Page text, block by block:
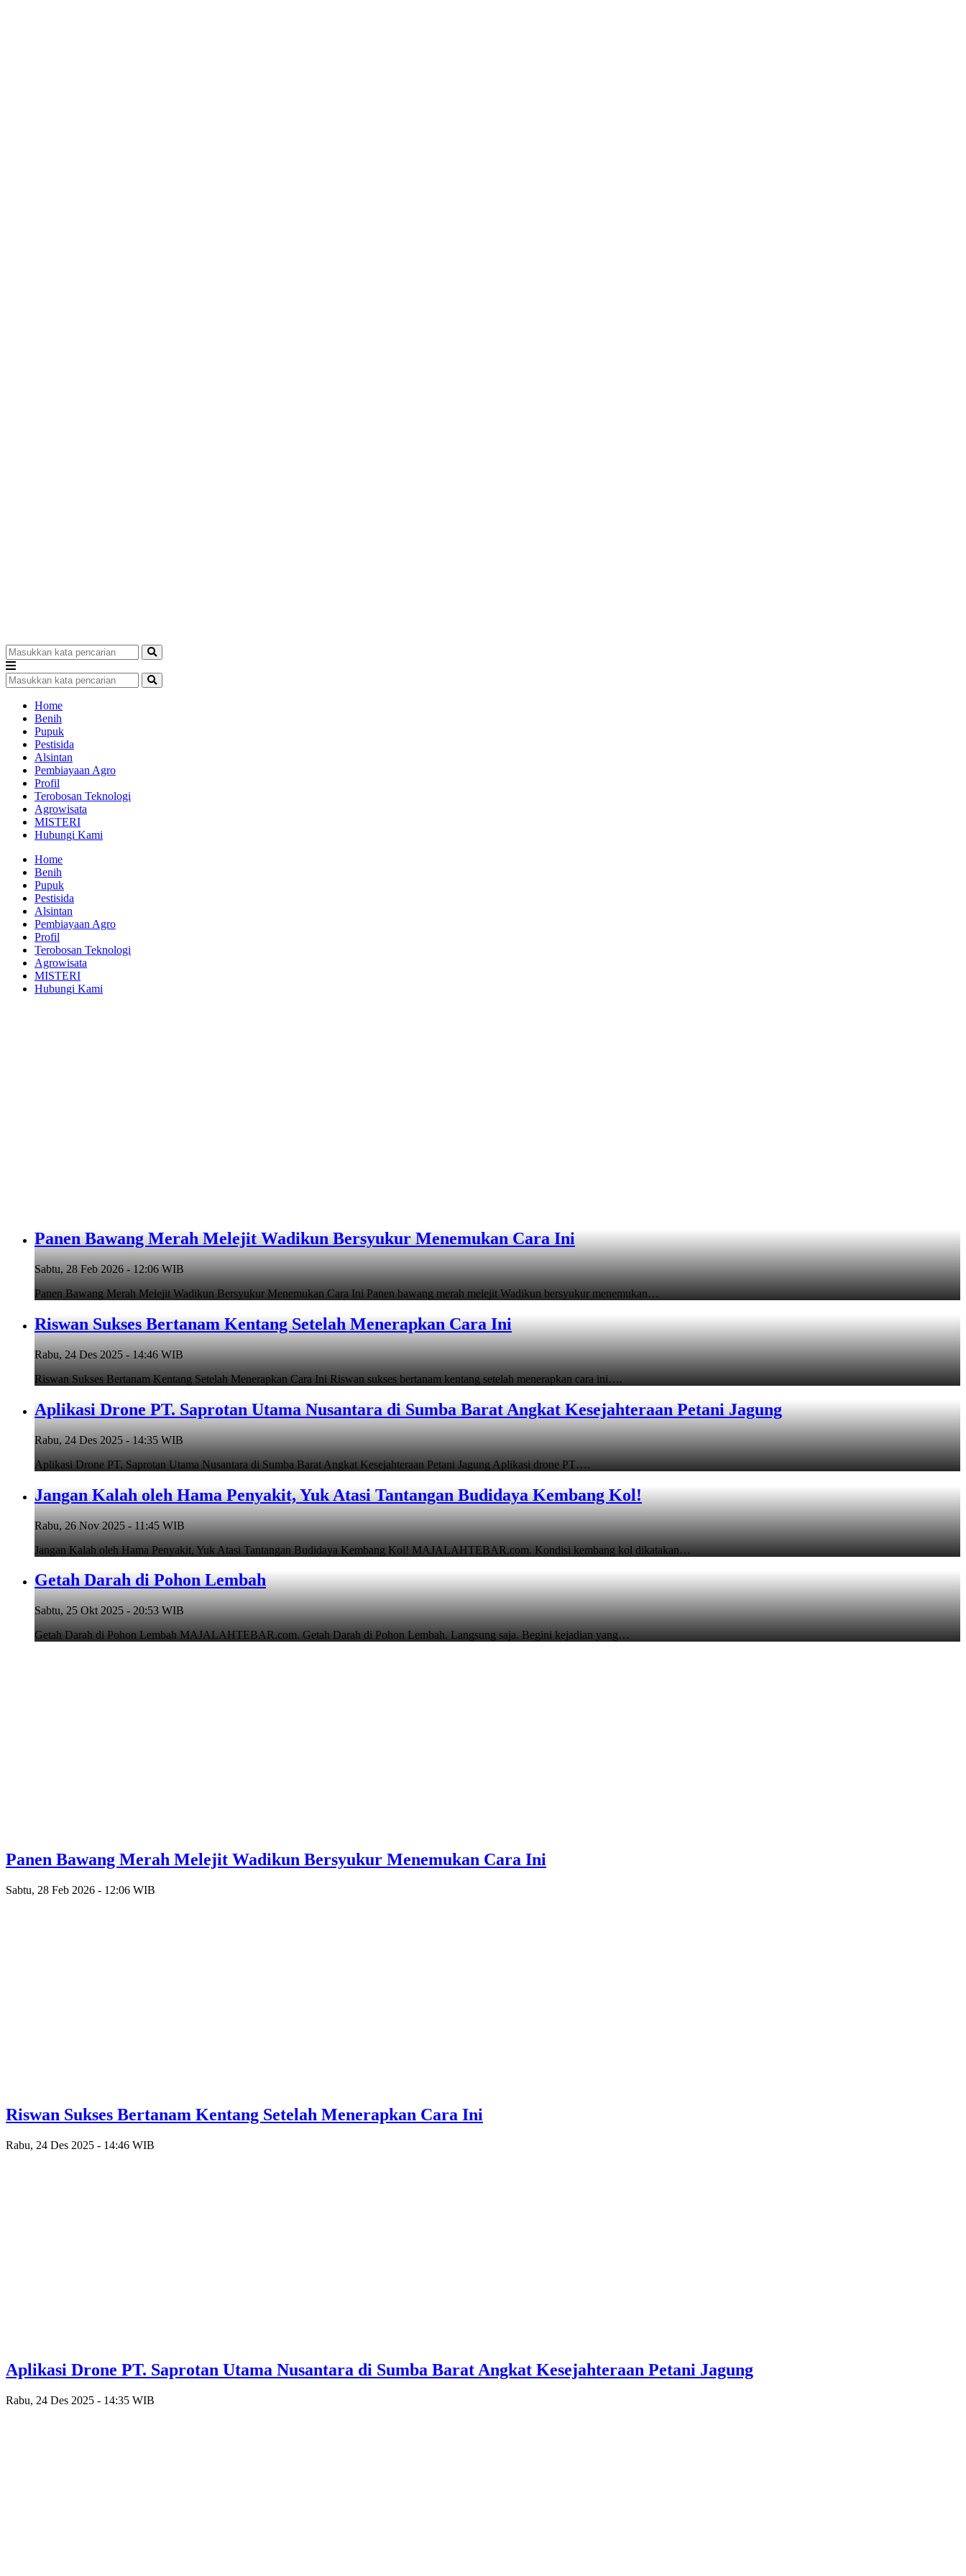
Home
Benih
Pupuk
Pestisida
Alsintan
Pembiayaan Agro
Profil
Terobosan Teknologi
Agrowisata
MISTERI
Hubungi Kami
Home
Benih
Pupuk
Pestisida
Alsintan
Pembiayaan Agro
Profil
Terobosan Teknologi
Agrowisata
MISTERI
Hubungi Kami
Panen Bawang Merah Melejit Wadikun Bersyukur Menemukan Cara Ini
Sabtu, 28 Feb 2026 - 12:06 WIB
Panen Bawang Merah Melejit Wadikun Bersyukur Menemukan Cara Ini Panen bawang merah melejit Wadikun bersyukur menemukan…
Riswan Sukses Bertanam Kentang Setelah Menerapkan Cara Ini
Rabu, 24 Des 2025 - 14:46 WIB
Riswan Sukses Bertanam Kentang Setelah Menerapkan Cara Ini Riswan sukses bertanam kentang setelah menerapkan cara ini….
Aplikasi Drone PT. Saprotan Utama Nusantara di Sumba Barat Angkat Kesejahteraan Petani Jagung
Rabu, 24 Des 2025 - 14:35 WIB
Aplikasi Drone PT. Saprotan Utama Nusantara di Sumba Barat Angkat Kesejahteraan Petani Jagung Aplikasi drone PT….
Jangan Kalah oleh Hama Penyakit, Yuk Atasi Tantangan Budidaya Kembang Kol!
Rabu, 26 Nov 2025 - 11:45 WIB
Jangan Kalah oleh Hama Penyakit, Yuk Atasi Tantangan Budidaya Kembang Kol! MAJALAHTEBAR.com. Kondisi kembang kol dikatakan…
Getah Darah di Pohon Lembah
Sabtu, 25 Okt 2025 - 20:53 WIB
Getah Darah di Pohon Lembah MAJALAHTEBAR.com. Getah Darah di Pohon Lembah. Langsung saja. Begini kejadian yang…
Panen Bawang Merah Melejit Wadikun Bersyukur Menemukan Cara Ini
Sabtu, 28 Feb 2026 - 12:06 WIB
Riswan Sukses Bertanam Kentang Setelah Menerapkan Cara Ini
Rabu, 24 Des 2025 - 14:46 WIB
Aplikasi Drone PT. Saprotan Utama Nusantara di Sumba Barat Angkat Kesejahteraan Petani Jagung
Rabu, 24 Des 2025 - 14:35 WIB